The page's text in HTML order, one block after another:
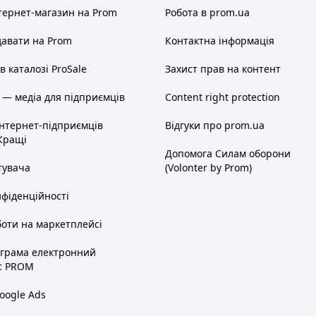
з мінімальною передоплатою
Приватбанку, я відсилаю Вам
за доставку до Вас + за
за зворотну пересилку
відмовляєтеся від неї, а
послуг перевізника з доставки
дорожче на 40-60 гривень за
покупців, оплата на
і за зворотну доставку грошей, це
або відправте СМС 067-9272731
хто і за що.
інші перевізники за
3 дні.
до 10 днів.
магазин на Prom
на Prom
каталозі ProSale
медіа для підприємців
підприємців
на маркетплейсі
електронний
PROM
Ads
Робота в prom.ua
Контактна інформація
Захист прав на контент
Content right protection
Відгуки про prom.ua
Допомога Силам оборони
(Volonter by Prom)